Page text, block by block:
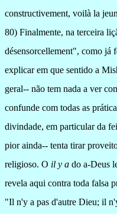
constructivement, voilà la
80) Finalmente, na terceira
désensorcellement", como já
explicar em que sentido a
geral-- não tem nada a ver
confunde com todas as
divindade, em particular da
pior ainda-- tenta tirar
religioso. O il y a do a-Deus
revela aqui contra toda falsa
"Il n'y a pas d'autre Dieu; il